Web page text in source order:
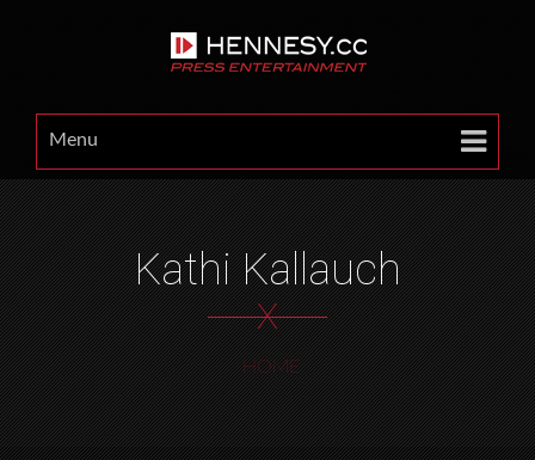
Menu
Kathi Kallauch
X
HOME